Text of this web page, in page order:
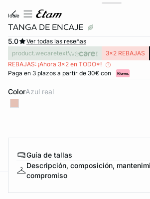
idole
TANGA DE ENCAJE
5.0
Ver todas las reseñas
product.wecaretext
3x2 REBAJAS
REBAJAS: ¡Ahora 3x2 en TODO*!
Paga en 3 plazos a partir de 30€ con
Color azul real
Guía de tallas
Descripción, composición,
compromiso